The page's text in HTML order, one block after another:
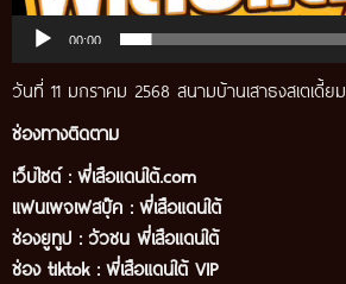
00:00
วันที่ 11 มกราคม 2568 สนามบ้านเสาธงสเตเดี้ยม
ช่องทางติดตาม
เว็บไซต์ : พี่เสือแดนใต้.com
แฟนเพจเฟสบุ๊ค : พี่เสือแดนใต้
ช่องยูทูป : วัวชน พี่เสือแดนใต้
ช่อง tiktok : พี่เสือแดนใต้ VIP